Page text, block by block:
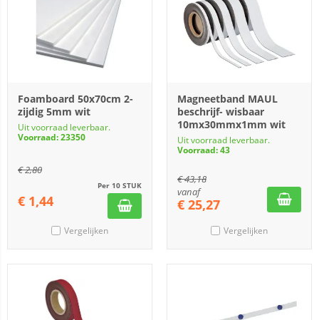
Foamboard 50x70cm 2-
zijdig 5mm wit
Uit voorraad leverbaar.
Voorraad: 23350
€2,80
Per 10 STUK
€ 1,44
Vergelijken
Magneetband MAUL
beschrijf- wisbaar
10mx30mmx1mm wit
Uit voorraad leverbaar.
Voorraad: 43
€43,18
vanaf
€ 25,27
Vergelijken